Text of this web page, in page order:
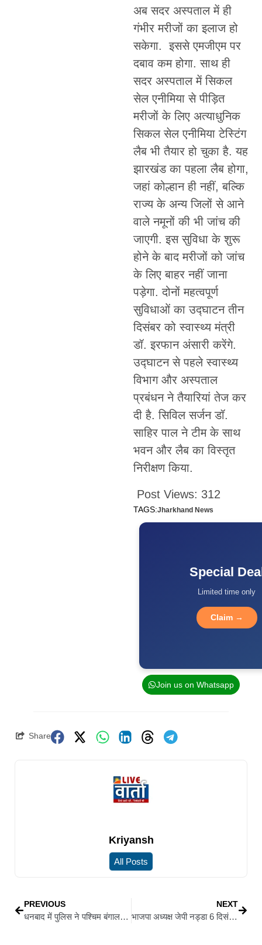
अब सदर अस्पताल में ही
गंभीर मरीजों का इलाज हो
सकेगा. इससे एमजीएम पर
दबाव कम होगा. साथ ही
सदर अस्पताल में सिकल
सेल एनीमिया से पीड़ित
मरीजों के लिए अत्याधुनिक
सिकल सेल एनीमिया टेस्टिंग
लैब भी तैयार हो चुका है. यह
झारखंड का पहला लैब होगा,
जहां कोल्हान ही नहीं, बल्कि
राज्य के अन्य जिलों से आने
वाले नमूनों की भी जांच की
जाएगी. इस सुविधा के शुरू
होने के बाद मरीजों को जांच
के लिए बाहर नहीं जाना
पड़ेगा. दोनों महत्वपूर्ण
सुविधाओं का उद्घाटन तीन
दिसंबर को स्वास्थ्य मंत्री
डॉ. इरफान अंसारी करेंगे.
उद्घाटन से पहले स्वास्थ्य
विभाग और अस्पताल
प्रबंधन ने तैयारियां तेज कर
दी है. सिविल सर्जन डॉ.
साहिर पाल ने टीम के साथ
भवन और लैब का विस्तृत
निरीक्षण किया.
Post Views: 312
TAGS:Jharkhand News
Special
Limited time only
Claim →
Join us on Whatsapp
Share
Kriyansh
All Posts
PREVIOUS
धनबाद में पुलिस ने पश्चिम बंगाल पुलिस भर्ती परीक्षा फर्जीवाड़ा गिरोह के 17 लोगों को दबोचा
NEXT
भाजपा अध्यक्ष जेपी नड्डा 6 दिसंबर को आएंगे देवघर, पार्टी कार्यालय के नये भवन का करेंगे उद्घाटन